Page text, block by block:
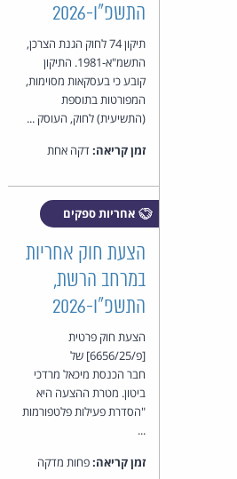
התשפ"ו-2026
תיקון 74 לחוק הגנת הצרכן,
התשמ"א-1981. התיקון
קובע כי בעסקאות מסוימות,
המפורטות בתוספת
(התשיעית) לחוק, העוסק ...
זמן קריאה:דקה אחת
אחריות ספקים
הצעת חוק אחריות
במרחב הרשת,
התשפ"ו-2026
הצעת חוק פרטית
[פ/6656/25] של
חבר הכנסת מיכאל מרדכי
ביטון. מטרת ההצעה היא
"הסדרת פעילות פלטפורמות
...
זמן קריאה:פחות מדקה